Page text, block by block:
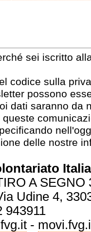
sei iscritto
codice sulla
possono
dati saranno da
delle nostre
A SEGNO
Udine 4,
943911
-